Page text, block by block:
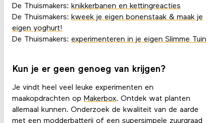
De Thuismakers: knikkerbanen en kettingreacties
De Thuismakers: kweek je eigen bonenstaak & maak je
eigen yoghurt!
De Thuismakers: experimenteren in je eigen Slimme Tuin
Kun je er geen genoeg van krijgen?
Je vindt heel veel leuke experimenten en
maakopdrachten op Makerbox. Ontdek wat planten
allemaal kunnen. Onderzoek de kwaliteit van de aarde
met een modderbatterij of een supersimpele zuurgraad